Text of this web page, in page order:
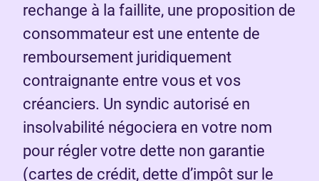
rechange à la faillite, une proposition de
consommateur est une entente de
remboursement juridiquement
contraignante entre vous et vos
créanciers. Un syndic autorisé en
insolvabilité négociera en votre nom
pour régler votre dette non garantie
(cartes de crédit, dette d’impôt sur le